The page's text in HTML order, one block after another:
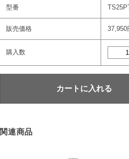
型番
販売価格 37,950
購入数
関連商品